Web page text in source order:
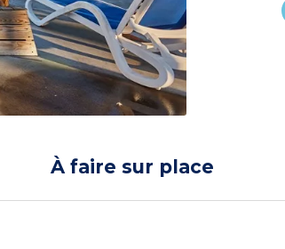
À faire sur place